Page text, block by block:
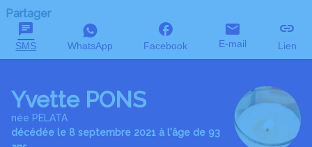
Partager
SMS WhatsApp Facebook E-mail Lien
Yvette PONS
née PELATA
décédée le 8 septembre 2021 à l'âge de 93